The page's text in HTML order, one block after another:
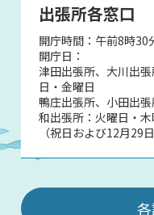
出張所各窓口
開庁時間：午前8時30
開庁日：
津田出張所、大川出
日・金曜日
鴨庄出張所、小田出
和出張所：火曜日・木
（祝日および12月29